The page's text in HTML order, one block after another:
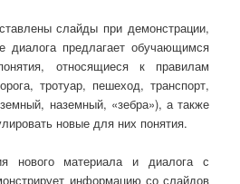
слайды при демонстрации,
диалога предлагает обучающимся
относящиеся к правилам
тротуар, пешеход, транспорт,
наземный, «зебра»), а также
новые для них понятия.
нового материала и диалога с
информацию со слайдов